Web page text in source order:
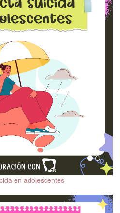
en adolescentes